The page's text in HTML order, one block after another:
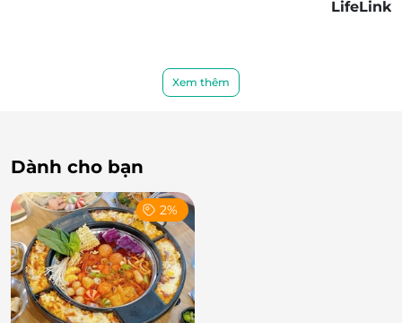
LifeLink
Xem thêm
Dành cho bạn
2%